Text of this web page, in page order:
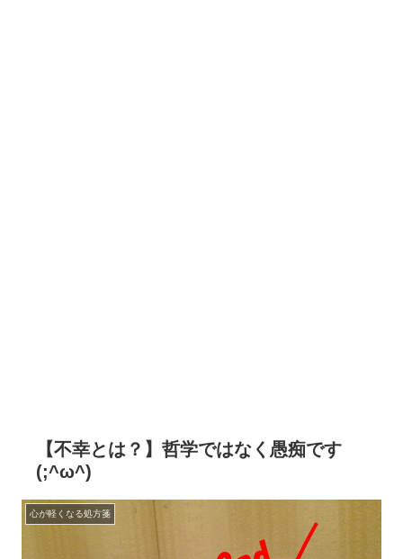
【不幸とは？】哲学ではなく愚痴です
(;^ω^)
心が軽くなる処方箋